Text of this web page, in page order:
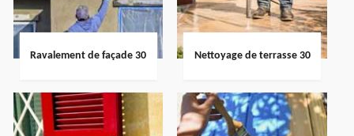
Ravalement de façade 30 Nettoyage de terrasse 30